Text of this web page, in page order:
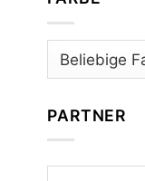
PARTNER